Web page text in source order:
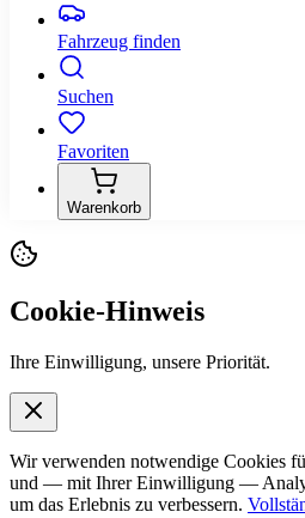
Fahrzeug finden
Suchen
Favoriten
Warenkorb
Cookie-Hinweis
Ihre Einwilligung, unsere Priorität.
Wir verwenden notwendige Cookies
und — mit Ihrer Einwilligung —
um das Erlebnis zu verbessern.